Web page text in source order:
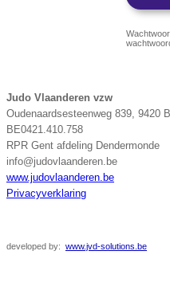
Judo Vlaanderen vzw
Oudenaardsesteenweg 839, 9420
BE0421.410.758
RPR Gent afdeling Dendermonde
info@judovlaanderen.be
www.judovlaanderen.be
Privacyverklaring
developed by: www.jvd-solutions.be